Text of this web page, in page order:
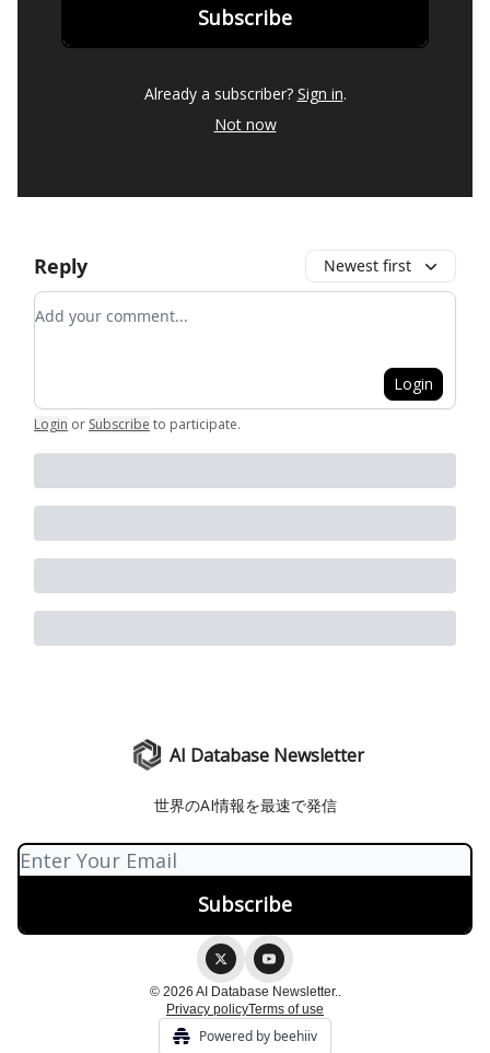
Already a subscriber? Sign in.
Not now
Reply Newest first
Add your comment
Login
Login or Subscribe to participate.
AI Database Newsletter
世界のAI情報を最速で発信
© 2026 AI Database Newsletter..
Privacy policyTerms of use
Powered by beehiiv